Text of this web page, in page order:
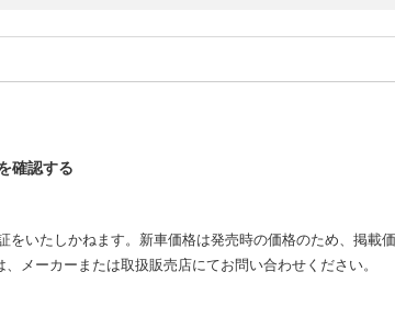
確認する
いたしかねます。新車価格は発売時の価格のため、掲載
メーカーまたは取扱販売店にてお問い合わせください。